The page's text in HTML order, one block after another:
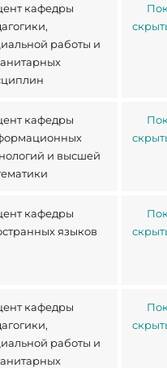
кафедры
работы и
кафедры
и высшей
кафедры
языков
кафедры
работы и